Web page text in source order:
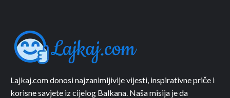
Lajkaj.com donosi najzanimljivije vijesti, inspirativne priče i
korisne savjete iz cijelog Balkana. Naša misija je da